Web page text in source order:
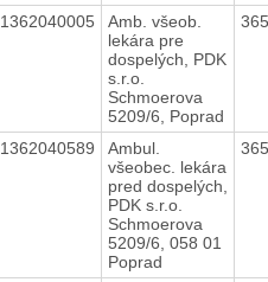
1362040005
Amb. všeob.
lekára pre
dospelých, PDK
s.r.o.
Schmoerova
5209/6, Poprad
1362040589
Ambul.
všeobec. lekára
pred dospelých,
PDK s.r.o.
Schmoerova
5209/6, 058 01
Poprad